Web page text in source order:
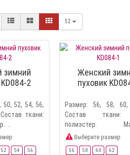
52
зимний
2
50, 52, 54, 56,
ткани:
..
52 54 56
Женский
пуховик
Размер: 56, 58,
Состав ткани:
полиэстер.
подкладки..
Выберите размер
56 58 60 62